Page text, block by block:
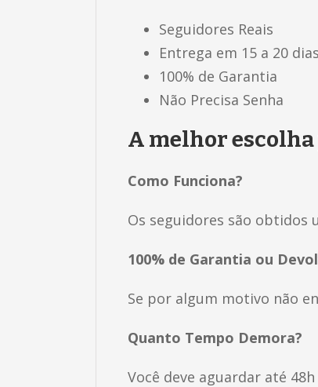
Seguidores Reais
Entrega em 15 a 20 dias
100% de Garantia
Não Precisa Senha
A melhor
Como Funciona?
Os seguidores são obtidos
100% de Garantia ou
Se por algum motivo não
Quanto Tempo Demora?
Você deve aguardar até